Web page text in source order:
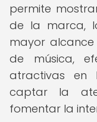
permite
de la marca,
mayor alcance
de música,
atractivas en
captar la
fomentar la